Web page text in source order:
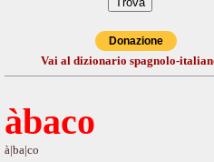
Donazione
Vai al dizionario spagnolo-
àbaco
à|ba|co